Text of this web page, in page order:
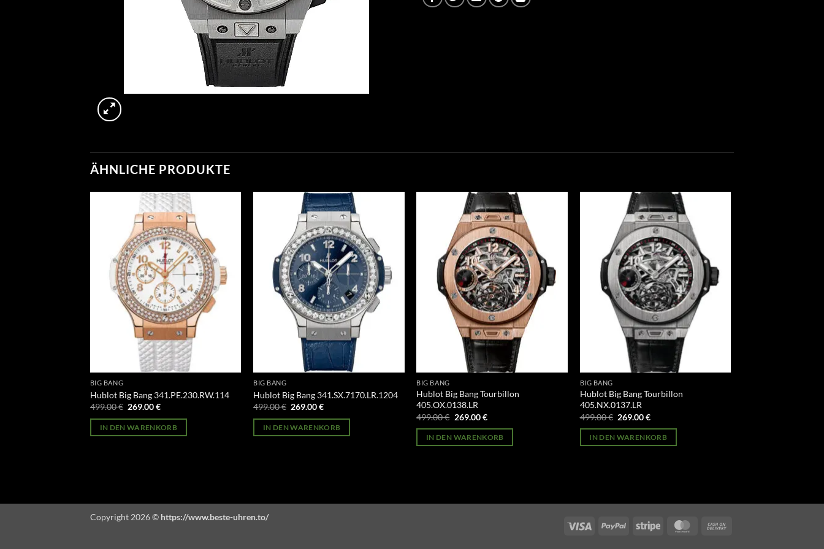
ÄHNLICHE PRODUKTE
BIG BANG
Hublot Big Bang 341.PE.230.RW.114
499.00€ Ursprünglicher
war:
499.00 €
269.00€Aktueller
ist:
269.00 €.
IN DEN WARENKORB
BIG BANG
Hublot Big Bang 341.SX.7170.LR.1204
499.00€ Ursprünglicher
war:
499.00 €
269.00€Aktueller
ist:
269.00 €.
IN DEN WARENKORB
BIG BANG
Hublot Big Bang Tourbillon
405.OX.0138.LR
499.00€ Ursprünglicher
war:
499.00 €
269.00€Aktueller
ist:
269.00 €.
IN DEN WARENKORB
BIG BANG
Hublot Big Bang Tourbillon
405.NX.0137.LR
499.00€ Ursprünglicher
war:
499.00 €
269.00€Aktueller
ist:
269.00 €.
IN DEN WARENKORB
Visa PayPal Stripe MasterCard
Copyright 2026 © https://www.beste-uhren.to/